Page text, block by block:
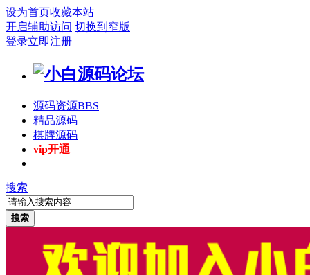
设为首页收藏本站
开启辅助访问 切换到窄版
登录立即注册
源码资源BBS
精品源码
棋牌源码
vip开通
搜索
搜索